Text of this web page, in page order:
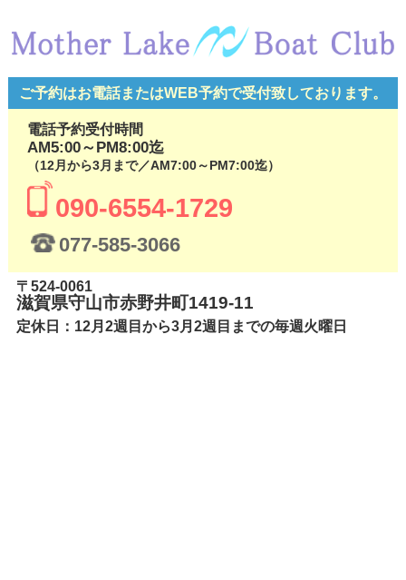
ご予約はお電話またはWEB予約で受付致しております。
電話予約受付時間
AM5:00～PM8:00迄
（12月から3月まで／AM7:00～PM7:00迄）
090-6554-1729
077-585-3066
〒524-0061
滋賀県守山市赤野井町1419-11
定休日：12月2週目から3月2週目までの毎週火曜日